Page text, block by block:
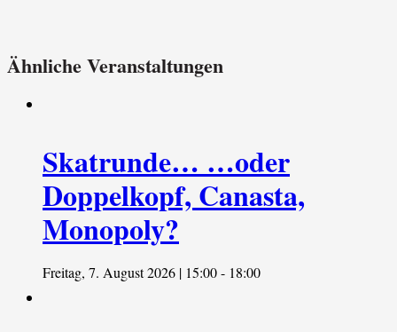
Ähnliche Veranstaltungen
Skatrunde… …oder
Doppelkopf, Canasta,
Monopoly?
Freitag, 7. August 2026 | 15:00- 18:00